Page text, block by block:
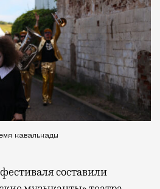
кавалькады
составили